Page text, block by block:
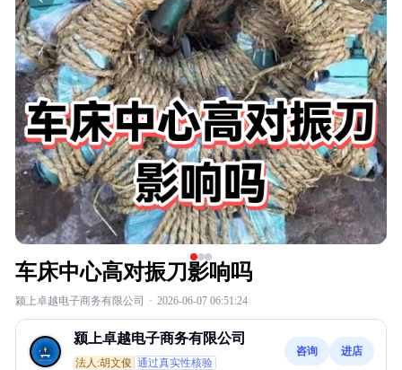
车床中心高对振刀影响吗
颍上卓越电子商务有限公司 · 2026-06-07 06:51:24
颍上卓越电子商务有限公司
法人:胡文俊 通过真实性核验
咨询 进店